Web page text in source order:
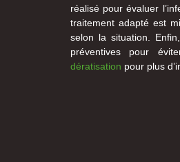
réalisé pour évaluer
traitement adapté est
selon la situation.
préventives pour
dératisation pour plus